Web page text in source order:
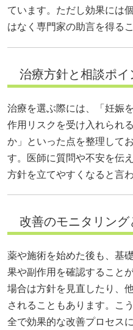
ています。ただし効果には
はなく専門家の助言を得る
治療方針と相談ポイ
治療を選ぶ際には、「妊娠
作用リスクを受け入れられ
か」といった点を整理して
す。医師に質問や不安を伝
方針を立てやすくなると言
改善のモニタリング
薬や施術を始めた後も、基
果や副作用を確認すること
場合は方針を見直したり、
されることもあります。こ
全で効果的な改善プロセス